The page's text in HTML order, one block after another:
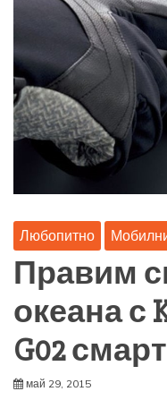
Любопитно
Правим
океана с
G02
май 29, 2015